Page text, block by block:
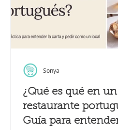
¿Qué es qué en un
restaurante
Guía para entender
Sonya